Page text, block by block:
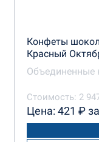
Конфеты
Красный
Объединенные
Стоимость: 2
Цена: 421 ₽